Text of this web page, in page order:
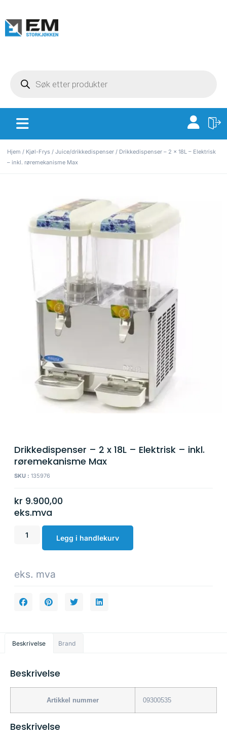
Hjem / Kjøl-Frys / Juice/drikkedispenser / Drikkedispenser – 2 x 18L – Elektrisk
– inkl. røremekanisme Max
Drikkedispenser – 2 x 18L – Elektrisk – inkl.
røremekanisme Max
SKU : 135976
kr 9.900,00
eks.mva
Legg i handlekurv
eks. mva
Beskrivelse Brand
Beskrivelse
Artikkel nummer 09300535
Beskrivelse